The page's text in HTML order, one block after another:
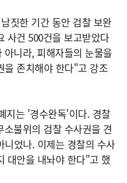
짓한 기간 동안 검찰 보완
사건 500건을 보고받았다
니라, 피해자들의 눈물을
을 존치해야 한다"고 강조
지는 '경수완독'이다. 경찰
불위의 검찰 수사권을 견
니었나. 이제는 경찰의 수사
대안을 내놔야 한다"고 했